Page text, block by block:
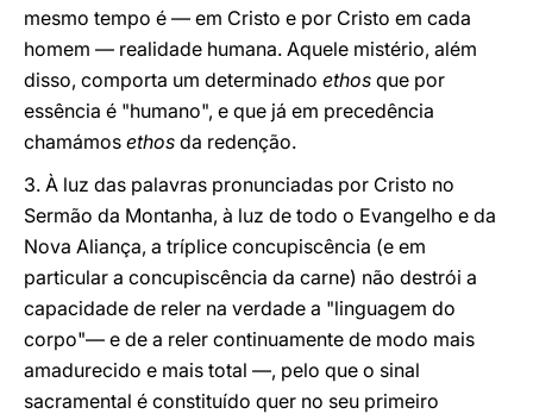
mesmo tempo é — em Cristo e por Cristo em cada
homem — realidade humana. Aquele mistério, além
disso, comporta um determinado ethos que por
essência é "humano", e que já em precedência
chamámos ethos da redenção.
3. À luz das palavras pronunciadas por Cristo no
Sermão da Montanha, à luz de todo o Evangelho e da
Nova Aliança, a tríplice concupiscência (e em
particular a concupiscência da carne) não destrói a
capacidade de reler na verdade a "linguagem do
corpo"— e de a reler continuamente de modo mais
amadurecido e mais total —, pelo que o sinal
sacramental é constituído quer no seu primeiro